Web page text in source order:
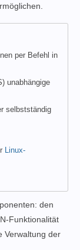
per Befehl in
unabhängige
selbstständig
Linux-
den
Funktionalität
Verwaltung der